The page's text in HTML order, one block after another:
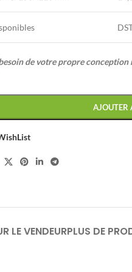
de votre propre conception
AJOUTER
LE VENDEURPLUS DE